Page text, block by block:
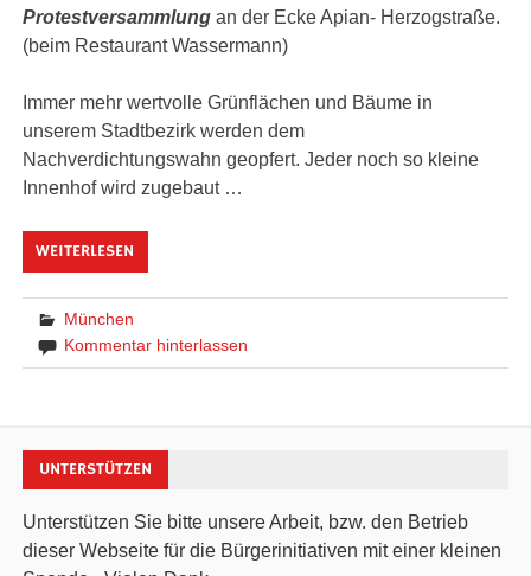
Protestversammlung an der Ecke Apian- Herzogstraße.
(beim Restaurant Wassermann)
Immer mehr wertvolle Grünflächen und Bäume in
unserem Stadtbezirk werden dem
Nachverdichtungswahn geopfert. Jeder noch so kleine
Innenhof wird zugebaut …
WEITERLESEN
München
Kommentar hinterlassen
UNTERSTÜTZEN
Unterstützen Sie bitte unsere Arbeit, bzw. den Betrieb
dieser Webseite für die Bürgerinitiativen mit einer kleinen